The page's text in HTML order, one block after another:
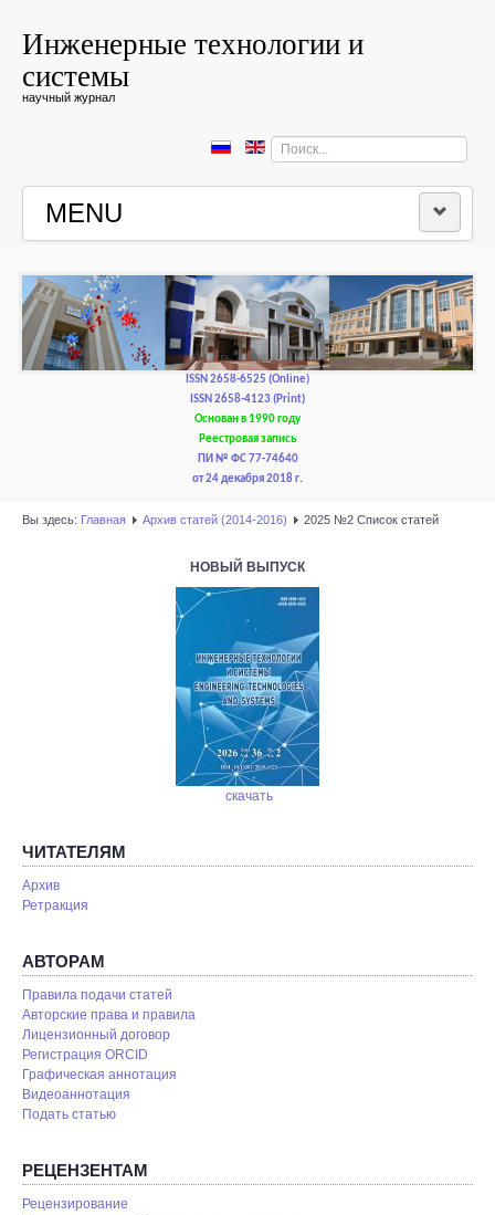
Инженерные технологии и
системы
научный журнал
Искать...
MENU
РЕДКОЛЛЕГИЯ
РЕДАКЦИОННАЯ ПОЛИТИКА И ЭТИКА
ISSN 2658-6525 (Online)
ISSN 2658-4123 (Print)
Основан в 1990 году
Реестровая запись
ПИ № ФС 77-74640
от 24 декабря 2018 г.
Вы здесь: Главная Архив статей (2014-2016) 2025 №2 Список статей
НОВЫЙ ВЫПУСК
скачать
ЧИТАТЕЛЯМ
Архив
Ретракция
АВТОРАМ
Правила подачи статей
Авторские права и правила
Лицензионный договор
Регистрация ORCID
Графическая аннотация
Видеоаннотация
Подать статью
РЕЦЕНЗЕНТАМ
Рецензирование